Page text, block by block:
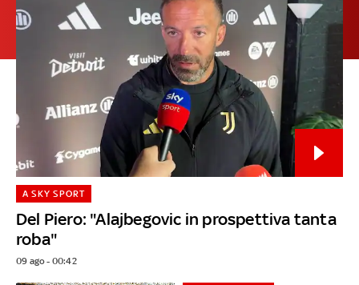
Del Piero: "Alajbegovic in prospettiva tanta
roba"
A SKY SPORT
09 ago - 00:42